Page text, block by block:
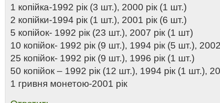
1 копійка-1992 рік (3 шт.), 2000 рік (1 шт.)
2 копійки-1994 рік (1 шт.), 2001 рік (6 шт.)
5 копійок- 1992 рік (23 шт.), 2007 рік (1 шт)
10 копійок- 1992 рік (9 шт.), 1994 рік (5 шт.),
25 копійок- 1992 рік (9 шт.), 1996 рік (1 шт.)
50 копійок – 1992 рік (12 шт.), 1994 рік (1 шт.),
1 гривня монетою-2001 рік